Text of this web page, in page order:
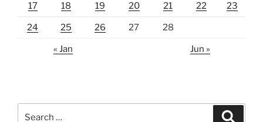
17 18 19 20 21 22 23
24 25 26 27 28
« Jan Jun »